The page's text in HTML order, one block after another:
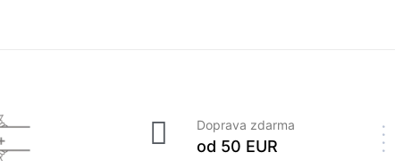
Doprava zdarma
od 50 EUR